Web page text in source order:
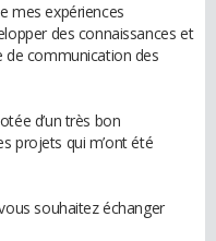
mes expériences
des connaissances et
de communication des
d’un très bon
projets qui m’ont été
souhaitez échanger